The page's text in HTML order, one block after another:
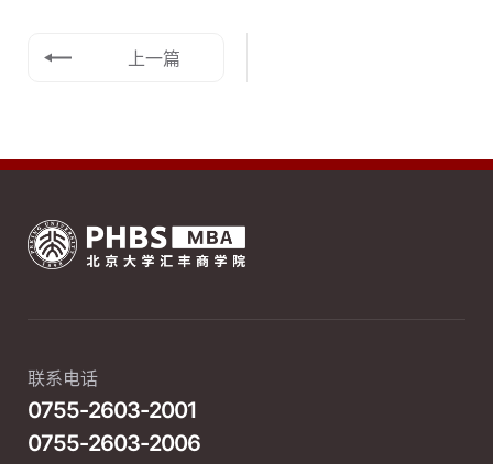
上一篇
联系电话
0755-2603-2001
0755-2603-2006